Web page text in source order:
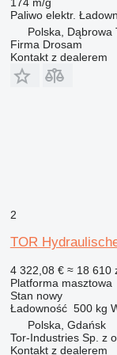
Paliwo elektr.
Polska, Dąbrowa
Firma Drosam
Kontakt z dealerem
2
TOR
4 322,08 € ≈ 18 610
Platforma masztowa
Stan nowy
Ładowność 500 kg
Polska, Gdańsk
Tor-Industries Sp. z
Kontakt z dealerem